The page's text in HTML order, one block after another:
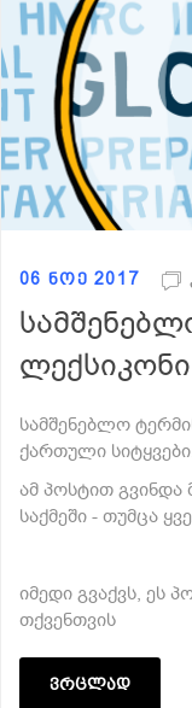
06 ნოე 2017
ლექსიკონი
სამშენებლო
ქართული
ამ პოსტით
საქმეში - თუმცა
იმედი გვაქვს, ეს
თქვენთვის
ვრცლად